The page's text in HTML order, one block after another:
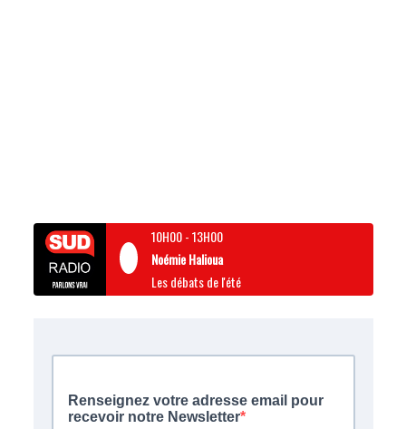
10H00-13H00
Noémie Halioua
Les débats de l'été